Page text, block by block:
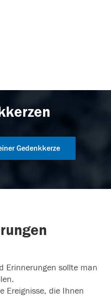
Gedenkkerze
Erinnerungen sollte man
Ereignisse, die Ihnen